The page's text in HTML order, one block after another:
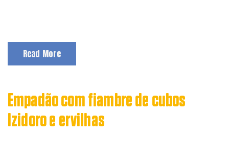
Read More
Empadão com fiambre de cubos
Izidoro e ervilhas